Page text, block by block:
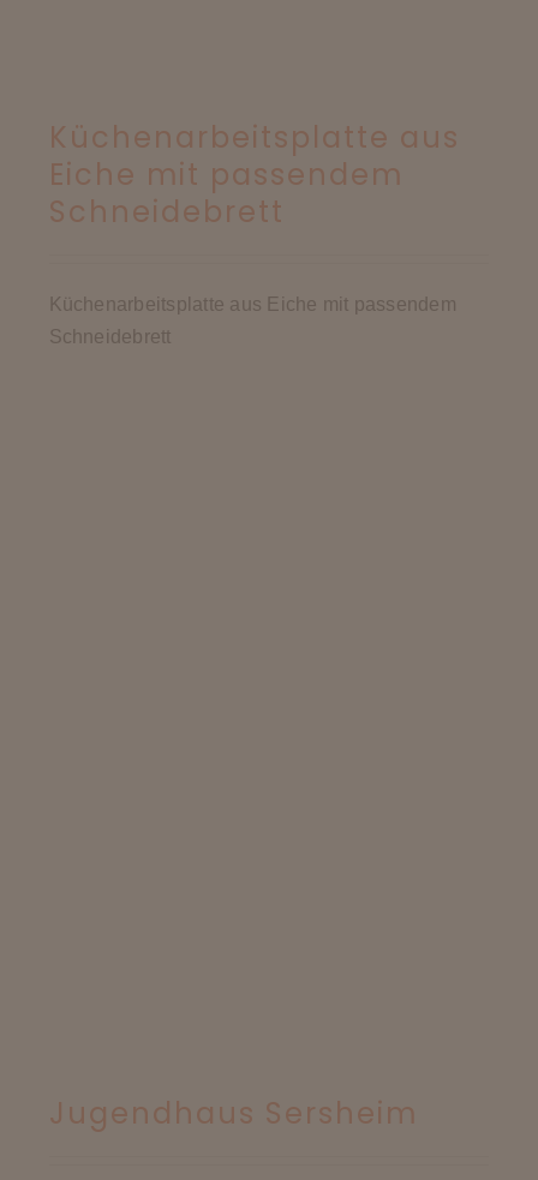
Küchenarbeitsplatte aus
Eiche mit passendem
Schneidebrett
Küchenarbeitsplatte aus Eiche mit passendem
Schneidebrett
Jugendhaus Sersheim